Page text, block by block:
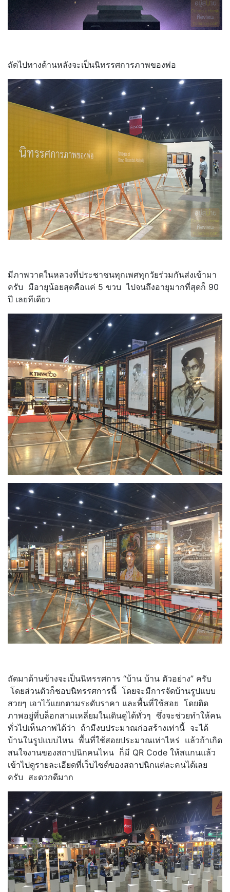
ถัดไปทางด้านหลังจะเป็นนิทรรศการภาพของพ่อ
มีภาพวาดในหลวงที่ประชาชนทุกเพศทุกวัยร่วมกันส่งเข้ามา
ครับ มีอายุน้อยสุดคือแค่ 5 ขวบ ไปจนถึงอายุมากที่สุดก็ 90
ปี เลยทีเดียว
ถัดมาด้านข้างจะเป็นนิทรรศการ “บ้าน บ้าน ตัวอย่าง” ครับ
โดยส่วนตัวก็ชอบนิทรรศการนี้ โดยจะมีการจัดบ้านรูปแบบ
สวยๆ เอาไว้แยกตามระดับราคา และพื้นที่ใช้สอย โดยติด
ภาพอยู่ที่บล็อกสามเหลี่ยมในเดินดูได้ทั่วๆ ซึ่งจะช่วยทำให้คน
ทั่วไปเห็นภาพได้ว่า ถ้ามีงบประมาณก่อสร้างเท่านี้ จะได้
บ้านในรูปแบบไหน พื้นที่ใช้สอยประมาณเท่าไหร่ แล้วถ้าเกิด
สนใจงานของสถาปนิกคนไหน ก็มี QR Code ให้สแกนแล้ว
เข้าไปดูรายละเอียดที่เว็บไซต์ของสถาปนิกแต่ละคนได้เลย
ครับ สะดวกดีมาก